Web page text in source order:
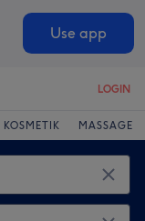
Use app
LOGIN
KOSMETIK MASSAGE